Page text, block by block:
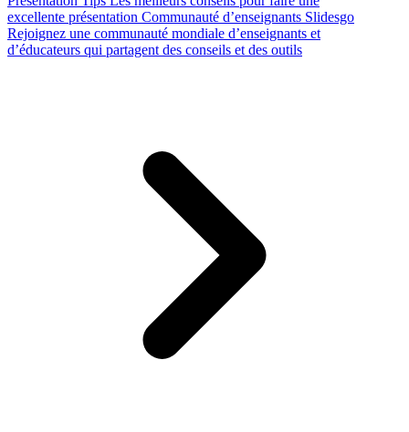
excellente présentation Communauté d’enseignants Slidesgo
Rejoignez une communauté mondiale d’enseignants et
d’éducateurs qui partagent des conseils et des outils